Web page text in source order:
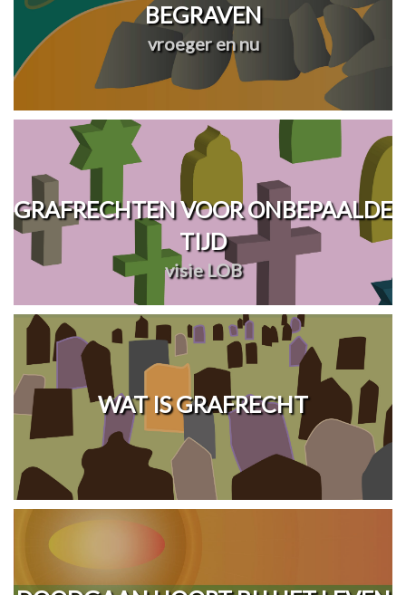
BEGRAVEN
vroeger en nu
GRAFRECHTEN VOOR ONBEPAALDE
TIJD
visie LOB
WAT IS GRAFRECHT